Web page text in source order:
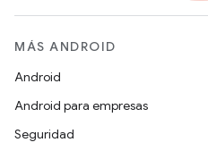
MÁS ANDROID
Android
Android para empresas
Seguridad